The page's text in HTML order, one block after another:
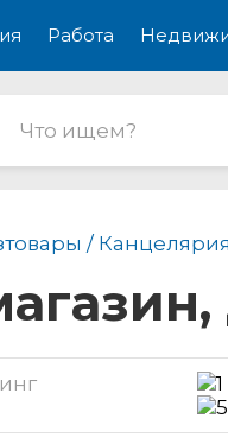
Работа
/